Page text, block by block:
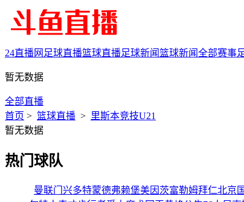
24直播网 足球直播篮球直播足球新闻篮球新闻全部赛事
暂无数据
全部直播
首页 > 篮球直播 > 里斯本竞技U21
暂无数据
热门球队
曼联门兴多特蒙德弗赖堡美因茨富勒姆拜仁北京